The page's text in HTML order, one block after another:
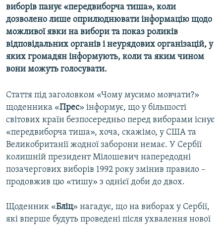
МУЛЬТИМЕДІА
ФОТО
СПЕЦПРОЄКТИ
ПОДКАСТИ
КРИМ РЕАЛІЇ
РУС
УКР
КТАТ
ДОЛУЧАЙСЯ!
виборів панує «передвиборча тиша», коли
дозволено лише оприлюднювати інформацію щодо
можливої явки на вибори та показ роликів
відповідальних органів і неурядових організацій, у
яких громадян інформують, коли та яким чином
вони можуть голосувати.
Стаття під заголовком «Чому мусимо мовчати?»
щоденника «Прес» інформує, що у більшості
світових країн безпосередньо перед виборами існує
«передвиборча тиша», хоча, скажімо, у США та
Великобританії жодної заборони немає. У Сербії
колишній президент Мілошевич напередодні
позачергових виборів 1992 року змінив правило –
продовжив цю «тишу» з однієї доби до двох.
Щоденник «Бліц» нагадує, що на виборах у Сербії,
які вперше будуть проведені після ухвалення нової